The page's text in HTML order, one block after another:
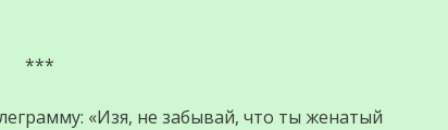
***
«Изя, не забывай, что ты женатый